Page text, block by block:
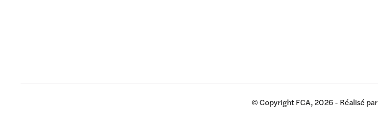
© Copyright FCA, 2026 - Réalisé par